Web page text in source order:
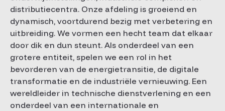
distributiecentra. Onze afdeling is groeiend en
dynamisch, voortdurend bezig met verbetering en
uitbreiding. We vormen een hecht team dat elkaar
door dik en dun steunt. Als onderdeel van een
grotere entiteit, spelen we een rol in het
bevorderen van de energietransitie, de digitale
transformatie en de industriële vernieuwing. Een
wereldleider in technische dienstverlening en een
onderdeel van een internationale en